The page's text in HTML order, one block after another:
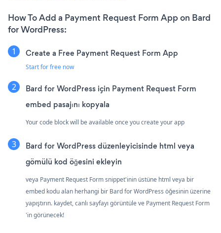
How To Add a Payment Request Form App on Bard
for WordPress:
Create a Free Payment Request Form App
Start for free now
Bard for WordPress için Payment Request Form
embed pasajını kopyala
Your code block will be available once you create your app
Bard for WordPress düzenleyicisinde html veya
gömülü kod öğesini ekleyin
veya Payment Request Form snippet'inin üstüne html veya bir
embed kodu alan herhangi bir Bard for WordPress öğesinin üzerine
yapıştırın. kaydet, canlı sayfayı görüntüle ve Payment Request Form
'in görünecek!